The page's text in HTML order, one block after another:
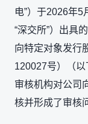
电”）于2026年
“深交所”）出具
向特定对象发行
120027号）（以
审核机构对公司
核并形成了审核